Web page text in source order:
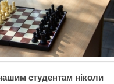
студентам ніколи